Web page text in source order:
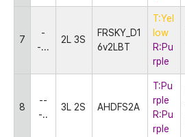
7
-
-...
2L 3S
FRSKY_D1
6v2LBT
T:Yel
low
R:Pu
rple
8
--
-..
3L 2S AHDFS2A
T:Pu
rple
R:Pu
rple